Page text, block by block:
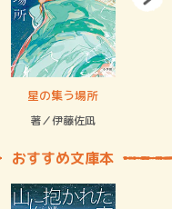
星の集う場所
著／伊藤佐凪
おすすめ文庫本